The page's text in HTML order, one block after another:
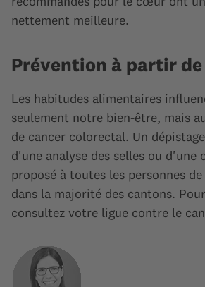
nettement meilleure.
Prévention à partir de
Les habitudes alimentaires
seulement notre bien-être, mais
de cancer colorectal. Un
d'une analyse des selles ou d'une
proposé à toutes les personnes
dans la majorité des cantons.
consultez votre ligue contre le